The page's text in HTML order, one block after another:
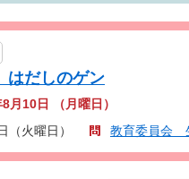
だしのゲン
月10日 （月曜日）
（火曜日）
教育委員会